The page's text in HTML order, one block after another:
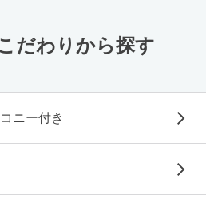
だわりから探す
ニー付き